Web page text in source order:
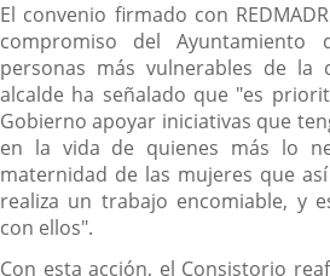
El convenio firmado con
compromiso del Ayuntamiento
personas más vulnerables de la
alcalde ha señalado que "es
Gobierno apoyar iniciativas que
en la vida de quienes más lo
maternidad de las mujeres que así
realiza un trabajo encomiable, y
con ellos".
Con esta acción, el Consistorio